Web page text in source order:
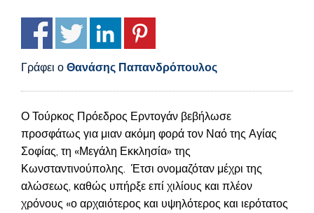
Γράφει οΘανάσης Παπανδρόπουλος
Ο Τούρκος Πρόεδρος Ερντογάν βεβήλωσε
προσφάτως για μιαν ακόμη φορά τον Ναό της Αγίας
Σοφίας, τη «Μεγάλη Εκκλησία» της
Κωνσταντινούπολης. Έτσι ονομαζόταν μέχρι της
αλώσεως, καθώς υπήρξε επί χιλίους και πλέον
χρόνους «ο αρχαιότερος και υψηλότερος και ιερότατος